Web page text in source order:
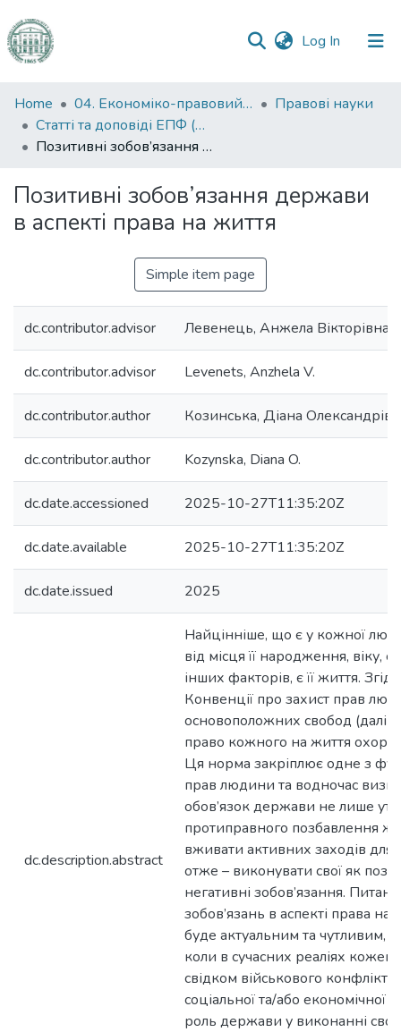
Log In (current)
Communities
&
Collections
Statistics
Home 04. Економіко-правовий факультет
Правові науки
Статті та доповіді ЕПФ (Правові науки)
Позитивні зобов’язання держави в аспекті права на життя
Позитивні зобов’язання держави
в аспекті права на життя
Simple item page
dc.contributor.advisor Левенець, Анжела Вікторівна
dc.contributor.advisor Levenets, Anzhela V.
dc.contributor.author Козинська, Діана
dc.contributor.author Kozynska, Diana O.
dc.date.accessioned 2025-10-27T11:35:20Z
dc.date.available 2025-10-27T11:35:20Z
dc.date.issued 2025
dc.description.abstract
Найцінніше, що є у кожної
від місця її народження, віку,
інших факторів, є її життя.
Конвенції про захист прав
основоположних свобод (далі
право кожного на життя
Ця норма закріплює одне з
прав людини та водночас
обов’язок держави не лише
протиправного позбавлення
вживати активних заходів для
отже – виконувати свої як
негативні зобов’язання.
зобов’язань в аспекті права
буде актуальним та чутливим,
коли в сучасних реаліях кожен
свідком військового конфлікту,
соціальної та/або економічної
роль держави у виконанні